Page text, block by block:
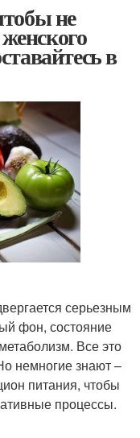
не
в
серьезным
фон, состояние
Все это
немногие знают –
питания, чтобы
процессы.